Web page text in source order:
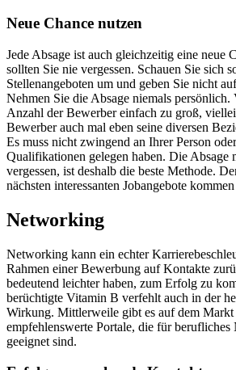
Neue Chance nutzen
Jede Absage ist auch gleichzeitig eine neue
sollten Sie nie vergessen. Schauen Sie sich
Stellenangeboten um und geben Sie nicht
Nehmen Sie die Absage niemals
Anzahl der Bewerber einfach zu groß,
Bewerber auch mal eben seine diversen
Es muss nicht zwingend an Ihrer Person
Qualifikationen gelegen haben. Die Absage
vergessen, ist deshalb die beste Methode.
nächsten interessanten Jobangebote
Networking
Networking kann ein echter
Rahmen einer Bewerbung auf Kontakte
bedeutend leichter haben, zum Erfolg zu
berüchtigte Vitamin B verfehlt auch in der
Wirkung. Mittlerweile gibt es auf dem Markt
empfehlenswerte Portale, die für
geeignet sind.